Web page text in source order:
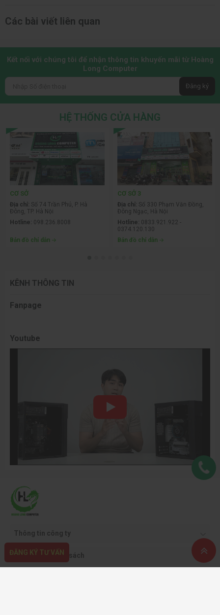
Các bài viết liên quan
Kết nối với chúng tôi để nhận thông tin khuyến mãi từ Hoàng
Long Computer
Đăng ký
HỆ THỐNG CỬA HÀNG
CƠ SỞ
Địa chỉ: Số 74 Trần Phú, P. Hà
Đông, TP. Hà Nội
Hotline: 098.236.8008
Bản đồ chỉ dẫn
CƠ SỞ 3
Địa chỉ: Số 330 Phạm Văn Đồng,
Đông Ngạc, Hà Nội
Hotline: 0833.921.922 -
0374.120.130
Bản đồ chỉ dẫn
KÊNH THÔNG TIN
Fanpage
Youtube
Thông tin công ty
Quy định & chính sách
ĐĂNG KÝ TƯ VẤN